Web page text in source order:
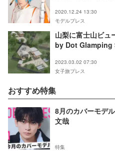
2020.12.24 13:30
モデルプレス
山梨に富士山ビ
by Dot Glamping
2023.03.02 07:30
女子旅プレス
おすすめ特集
8月のカバーモデ
文哉
特集